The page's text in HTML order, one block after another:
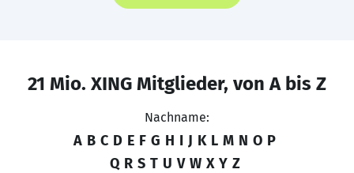
21 Mio. XING Mitglieder, von A bis Z
Nachname:
A B C D E F G H I J K L M N O P
Q R S T U V W X Y Z